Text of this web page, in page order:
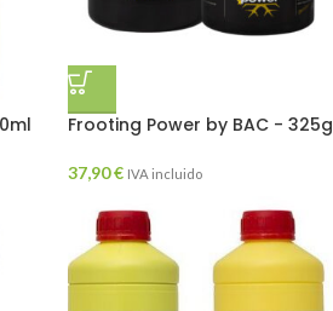
Frooting Power by BAC - 325g
37,90€ IVA incluido